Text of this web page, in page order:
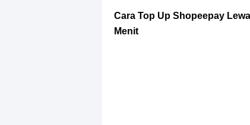
Cara Top Up Shopeepay
Menit